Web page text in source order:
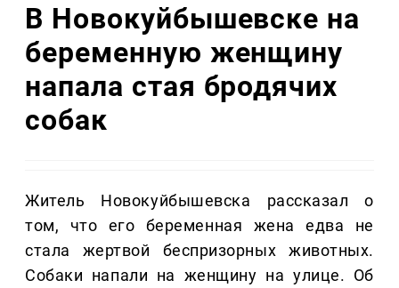
В Новокуйбышевске на
беременную женщину
напала стая бродячих
собак
Житель Новокуйбышевска рассказал о
том, что его беременная жена едва не
стала жертвой беспризорных животных.
Собаки напали на женщину на улице. Об